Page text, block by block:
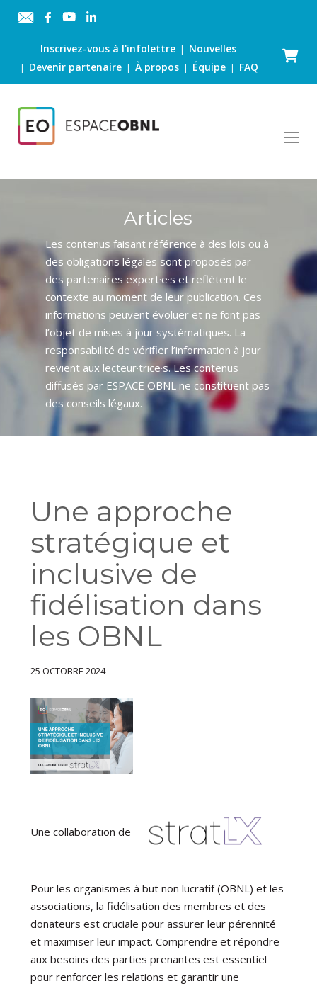
Inscrivez-vous à l'infolettre| Nouvelles
| Devenir partenaire |À propos | Équipe | FAQ
Panier
Articles
Les contenus faisant référence à des lois ou à
des obligations légales sont proposés par
des partenaires expert·e·s et reflètent le
contexte au moment de leur publication. Ces
informations peuvent évoluer et ne font pas
l’objet de mises à jour systématiques. La
responsabilité de vérifier l’information à jour
revient aux lecteur·trice·s. Les contenus
diffusés par ESPACE OBNL ne constituent pas
des conseils légaux.
Une approche
stratégique et
inclusive de
fidélisation dans
les OBNL
25 OCTOBRE 2024
Une collaboration de
Pour les organismes à but non lucratif (OBNL) et les
associations, la fidélisation des membres et des
donateurs est cruciale pour assurer leur pérennité
et maximiser leur impact. Comprendre et répondre
aux besoins des parties prenantes est essentiel
pour renforcer les relations et garantir une